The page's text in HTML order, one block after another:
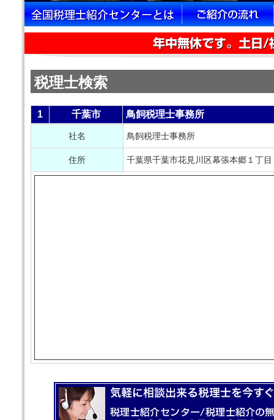
税理士検索
1 千葉市 鳥飼税理士事務所
社名 鳥飼税理士事務所
住所 千葉県千葉市花見川区幕張本郷１丁